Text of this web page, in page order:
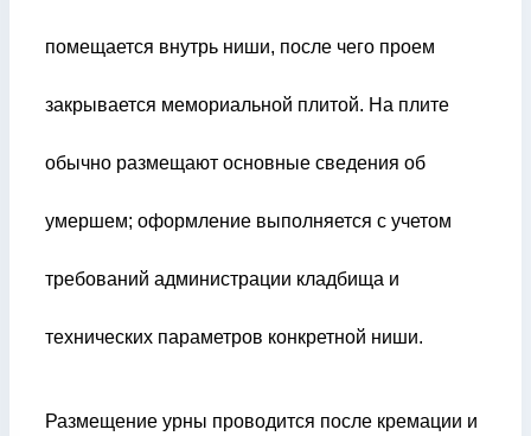
помещается внутрь ниши, после чего проем
закрывается мемориальной плитой. На плите
обычно размещают основные сведения об
умершем; оформление выполняется с учетом
требований администрации кладбища и
технических параметров конкретной ниши.
Размещение урны проводится после кремации и